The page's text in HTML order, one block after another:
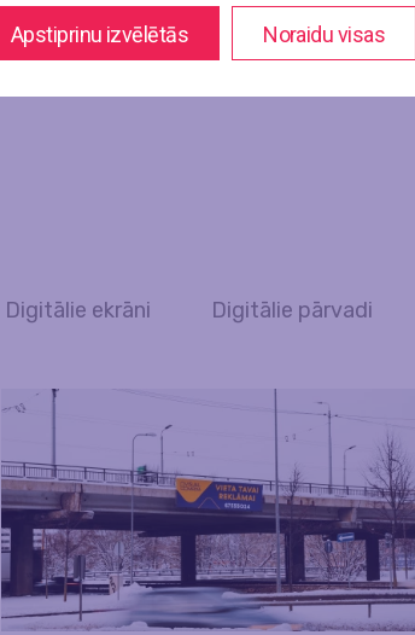
Digitālie ekrāni Digitālie pārvadi
Apstiprinu izvēlētās Noraidu visas